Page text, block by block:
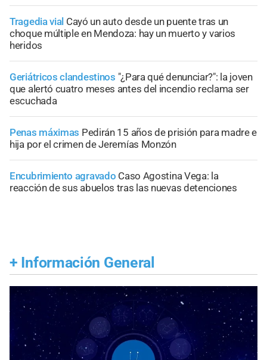
Tragedia vial Cayó un auto desde un puente tras un
choque múltiple en Mendoza: hay un muerto y varios
heridos
Geriátricos clandestinos "¿Para qué denunciar?": la joven
que alertó cuatro meses antes del incendio reclama ser
escuchada
Penas máximas Pedirán 15 años de prisión para madre e
hija por el crimen de Jeremías Monzón
Encubrimiento agravado Caso Agostina Vega: la
reacción de sus abuelos tras las nuevas detenciones
+ Información General